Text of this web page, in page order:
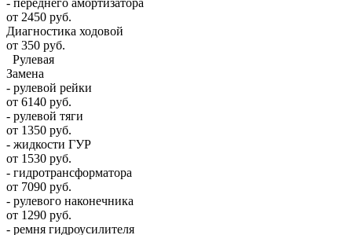
- переднего амортизатора
от 2450 руб.
Диагностика ходовой
от 350 руб.
Рулевая
Замена
- рулевой рейки
от 6140 руб.
- рулевой тяги
от 1350 руб.
- жидкости ГУР
от 1530 руб.
- гидротрансформатора
от 7090 руб.
- рулевого наконечника
от 1290 руб.
- ремня гидроусилителя